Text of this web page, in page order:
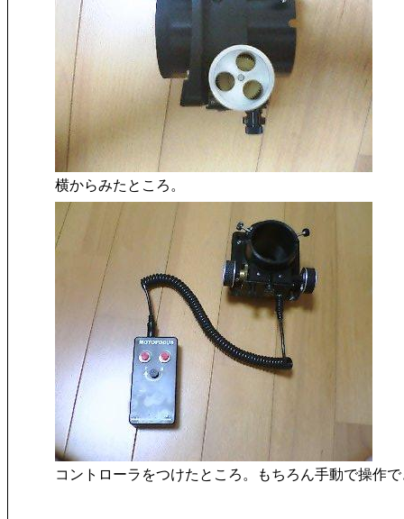
横からみたところ。
コントローラをつけたところ。もちろん手動で操作